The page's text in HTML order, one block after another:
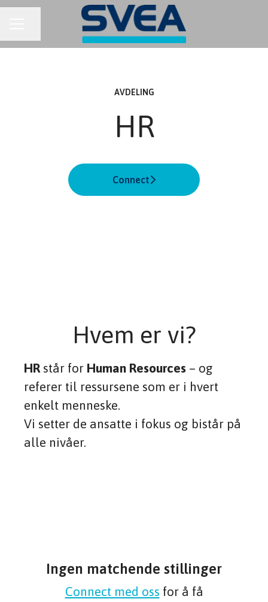
AVDELING
HR
Connect
Hvem er vi?
HR står for Human Resources – og
referer til ressursene som er i hvert
enkelt menneske.
Vi setter de ansatte i fokus og bistår på
alle nivåer.
Ingen matchende stillinger
Connect med oss for å få